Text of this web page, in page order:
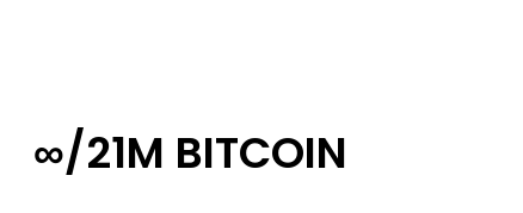
∞/21M BITCOIN